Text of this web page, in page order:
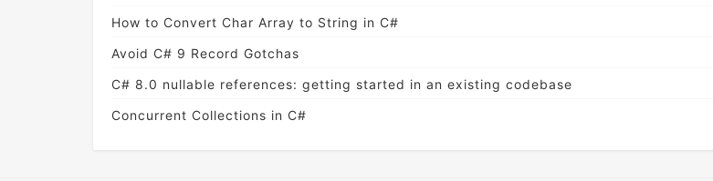
How to Convert Char Array to String in C#
Avoid C# 9 Record Gotchas
C# 8.0 nullable references: getting started in an existing codebase
Concurrent Collections in C#